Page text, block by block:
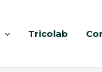
Tricolab